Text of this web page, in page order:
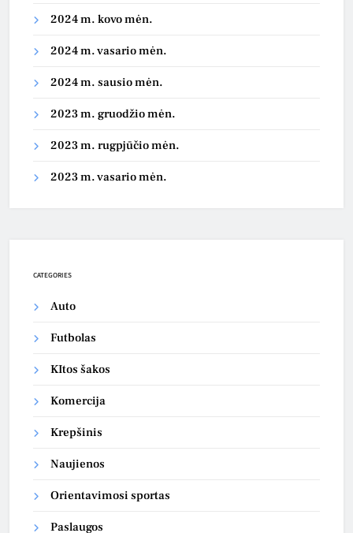
2024 m. kovo mėn.
2024 m. vasario mėn.
2024 m. sausio mėn.
2023 m. gruodžio mėn.
2023 m. rugpjūčio mėn.
2023 m. vasario mėn.
CATEGORIES
Auto
Futbolas
KItos šakos
Komercija
Krepšinis
Naujienos
Orientavimosi sportas
Paslaugos